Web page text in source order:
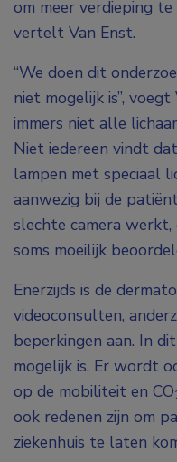
om meer verdieping te
vertelt Van Enst.
“We doen dit
niet mogelijk is”,
immers niet alle
Niet iedereen vindt
lampen met speciaal
aanwezig bij de
slechte camera werkt,
soms moeilijk
Enerzijds is de
videoconsulten,
beperkingen aan. In
mogelijk is. Er wordt
op de mobiliteit en CO
ook redenen zijn om
ziekenhuis te laten